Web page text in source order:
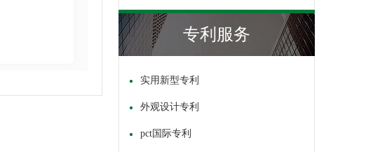
专利服务
实用新型专利
外观设计专利
pct国际专利